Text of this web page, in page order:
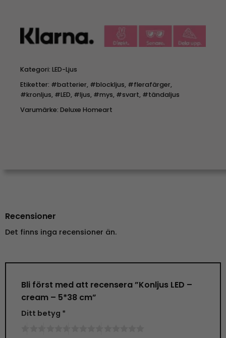
Kategori: LED-Ljus
Etiketter: #batterier, #blockljus, #flerafärger,
#kronljus, #LED, #ljus, #mys, #svart, #tändaljus
Varumärke: Deluxe Homeart
Recensioner
Det finns inga recensioner än.
Bli först med att recensera ”Konljus LED –
cream – 5*38 cm”
Ditt betyg *